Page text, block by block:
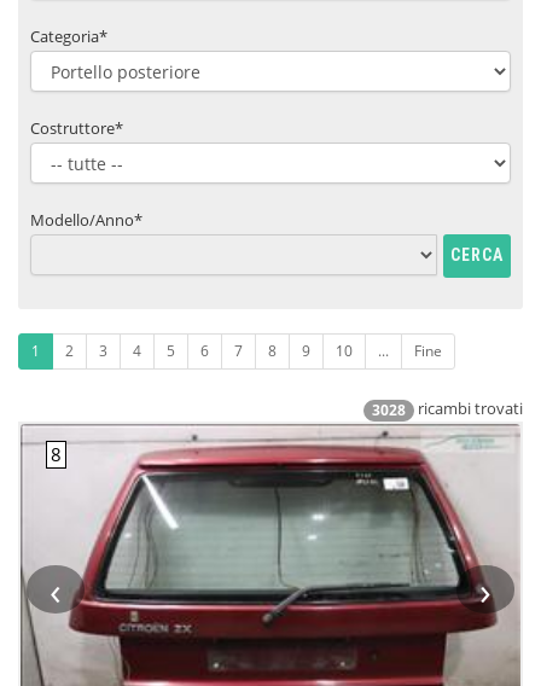
Categoria*
Costruttore*
Modello/Anno*
CERCA
1 2 3 4 5 6 7 8 9 10 ... Fine
3028 ricambi trovati
‹ ›